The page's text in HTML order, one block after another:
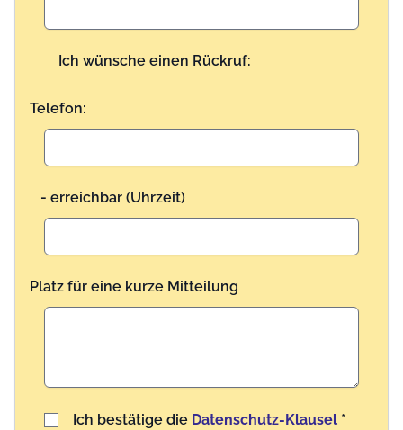
Ich wünsche einen Rückruf:
Telefon:
- erreichbar (Uhrzeit)
Platz für eine kurze Mitteilung
Benutzername
Ich bestätige die Datenschutz-Klausel *